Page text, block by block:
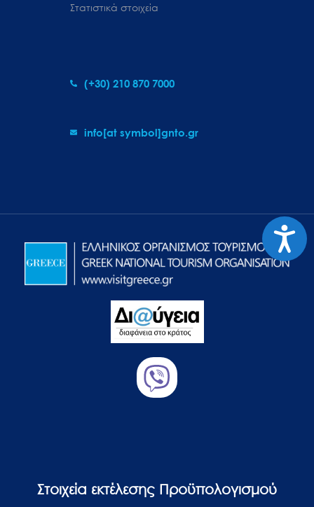
Στατιστικά στοιχεία
(+30) 210 870 7000
info[at symbol]gnto.gr
Στοιχεία εκτέλεσης Προϋπολογισμού